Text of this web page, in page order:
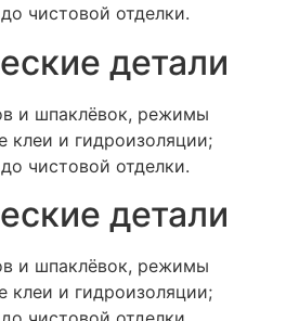
чистовой отделки.
детали
и шпаклёвок, режимы
клеи и гидроизоляции;
чистовой отделки.
детали
и шпаклёвок, режимы
клеи и гидроизоляции;